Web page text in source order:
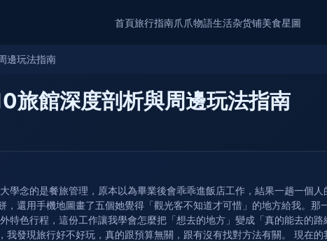
首頁旅行指南爪爪物語生活杂货铺美食星圖
邊玩法指南
旅館深度剖析與周邊玩法指南
學念的是餐旅管理，原本以為畢業後會乖乖進飯店工作，結果一趟一個
，還用手機地圖畫了五個她覺得「觀光客不知道才可惜」的地方給我。
特色行程，這份工作讓我學會怎麼把「想去的地方」變成「真的能去的
發現旅行好不好玩，真的跟預算無關，跟有沒有找對方法有關。 現在